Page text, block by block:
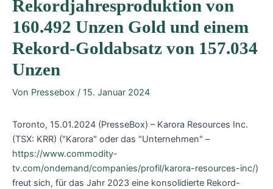
Rekordjahresproduktion von
160.492 Unzen Gold und einem
Rekord-Goldabsatz von 157.034
Unzen
Von Pressebox / 15. Januar 2024
Toronto, 15.01.2024 (PresseBox) – Karora Resources Inc.
(TSX: KRR) ("Karora" oder das "Unternehmen" –
https://www.commodity-
tv.com/ondemand/companies/profil/karora-resources-inc/)
freut sich, für das Jahr 2023 eine konsolidierte Rekord-